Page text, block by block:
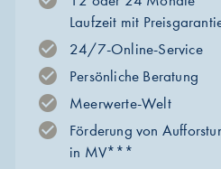
Laufzeit mit
24/7-Online-Service
Persönliche Beratung
Meerwerte-Welt
Förderung von
in MV***